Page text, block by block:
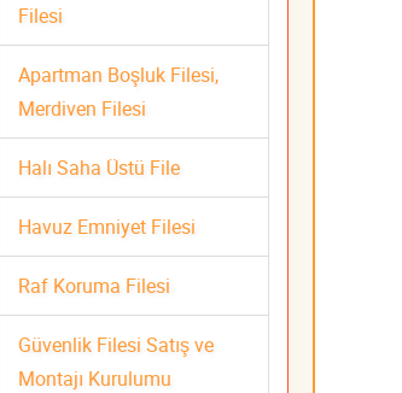
Filesi
Apartman Boşluk Filesi,
Merdiven Filesi
Halı Saha Üstü File
Havuz Emniyet Filesi
Raf Koruma Filesi
Güvenlik Filesi Satış ve
Montajı Kurulumu